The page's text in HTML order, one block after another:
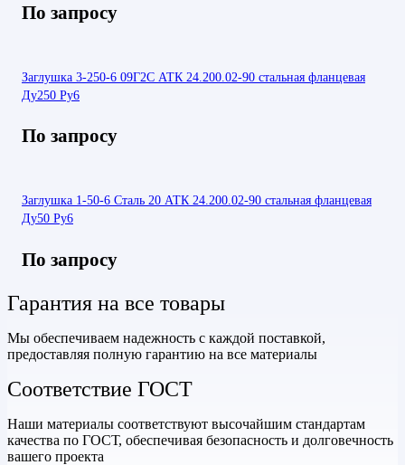
По запросу
Заглушка 3-250-6 09Г2С АТК 24.200.02-90 стальная фланцевая
Ду250 Ру6
По запросу
Заглушка 1-50-6 Сталь 20 АТК 24.200.02-90 стальная фланцевая
Ду50 Ру6
По запросу
Гарантия на все товары
Мы обеспечиваем надежность с каждой поставкой,
предоставляя полную гарантию на все материалы
Соответствие ГОСТ
Наши материалы соответствуют высочайшим стандартам
качества по ГОСТ, обеспечивая безопасность и долговечность
вашего проекта